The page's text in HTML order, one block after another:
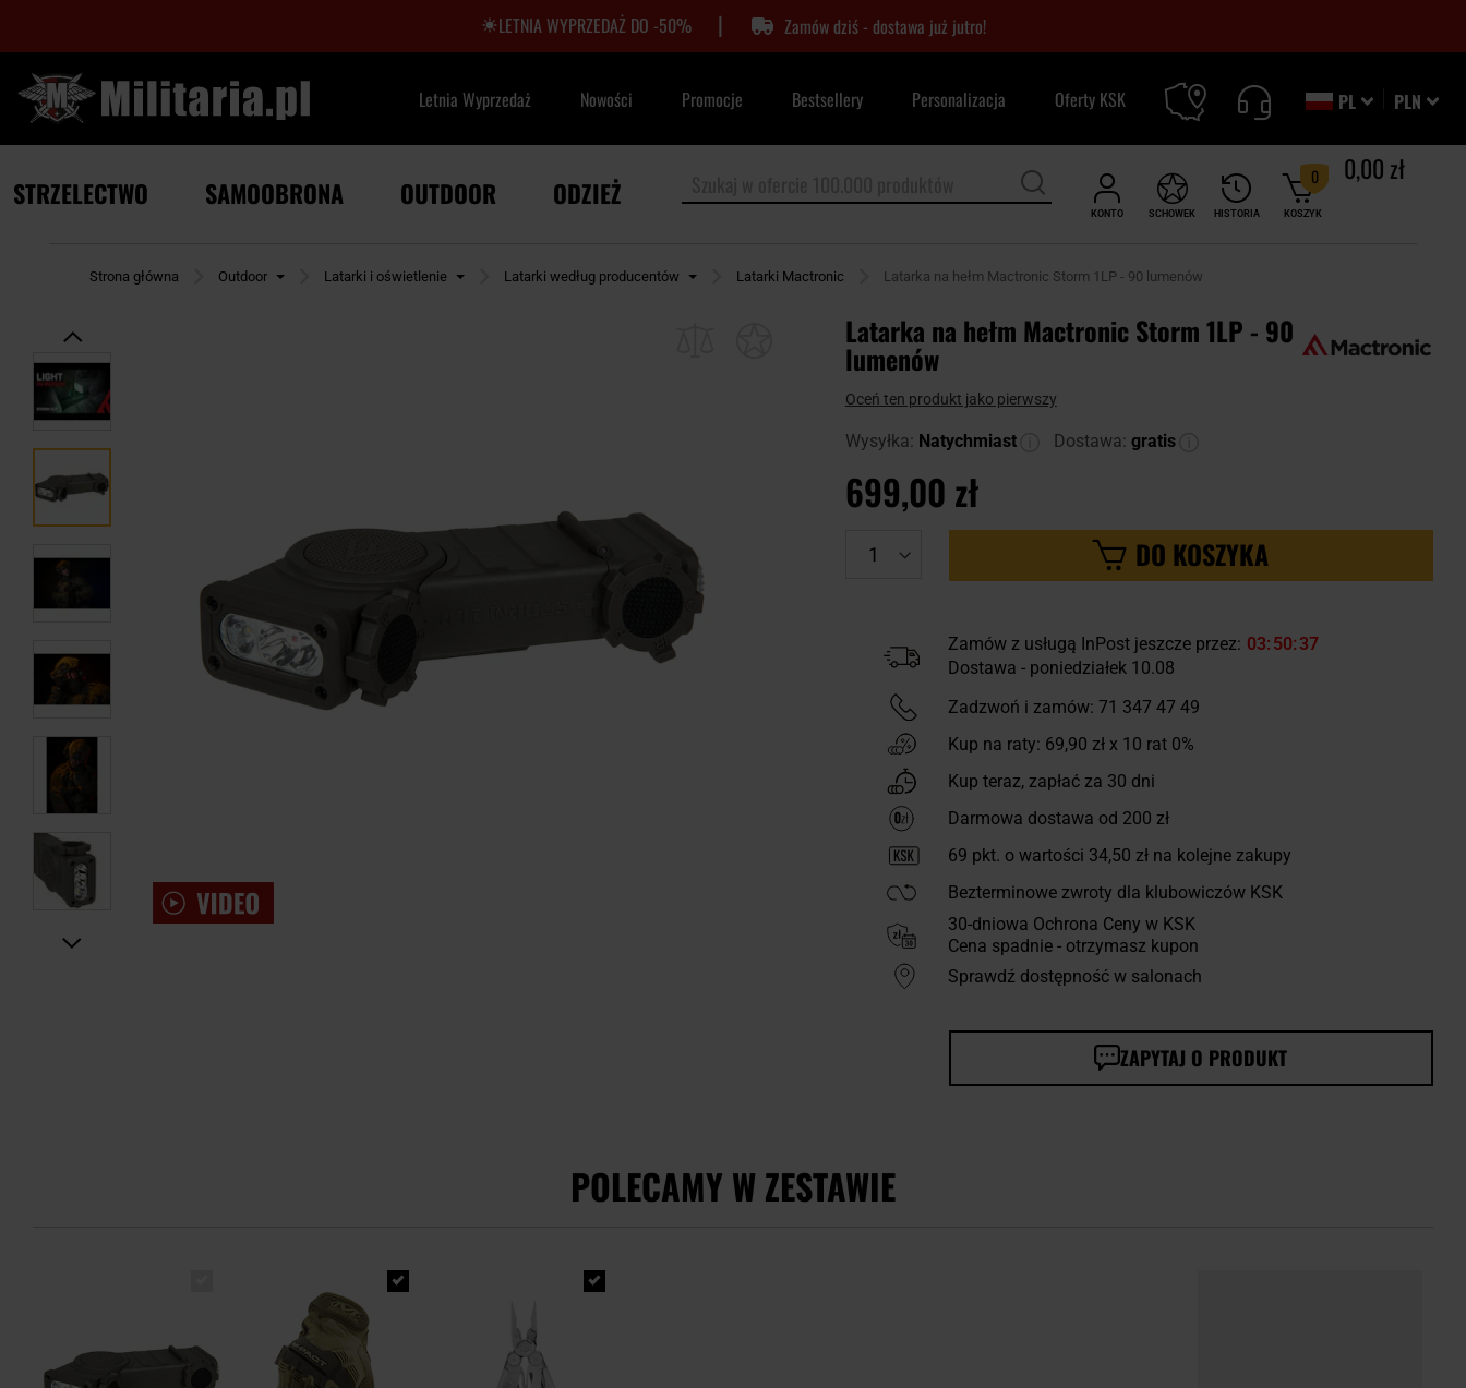
LETNIA WYPRZEDAŻ DO -50% | Zamów dziś - dostawa już jutro!
PLN
PL
Letnia Wyprzedaż Nowości Promocje Bestsellery Personalizacja Oferty KSK
KONTO HISTORIA
SCHOWEK KOSZYK
0 0,00 zł
STRZELECTWO SAMOOBRONA OUTDOOR ODZIEŻ
Strona główna Outdoor Latarki i oświetlenie Latarki według producentów Latarki Mactronic Latarka na hełm Mactronic Storm 1LP - 90 lumenów
Latarka na hełm Mactronic Storm 1LP - 90
lumenów
Oceń ten produkt jako pierwszy
Wysyłka: Natychmiast Dostawa: gratis
699,00 zł
DO KOSZYKA
Zamów z usługą InPost jeszcze przez: 03 50 36
Dostawa - poniedziałek 10.08
Zadzwoń i zamów: 71 347 47 49
Kup na raty: 69,90 złx 10 rat 0%
Kup teraz, zapłać za 30 dni
Darmowa dostawa od 200 zł
69 pkt. o wartości 34,50 złna kolejne zakupy
Bezterminowe zwroty dla klubowiczów KSK
30-dniowa Ochrona Ceny w KSK
Cena spadnie - otrzymasz kupon
Sprawdź dostępność w salonach
ZAPYTAJ O PRODUKT
POLECAMY W ZESTAWIE